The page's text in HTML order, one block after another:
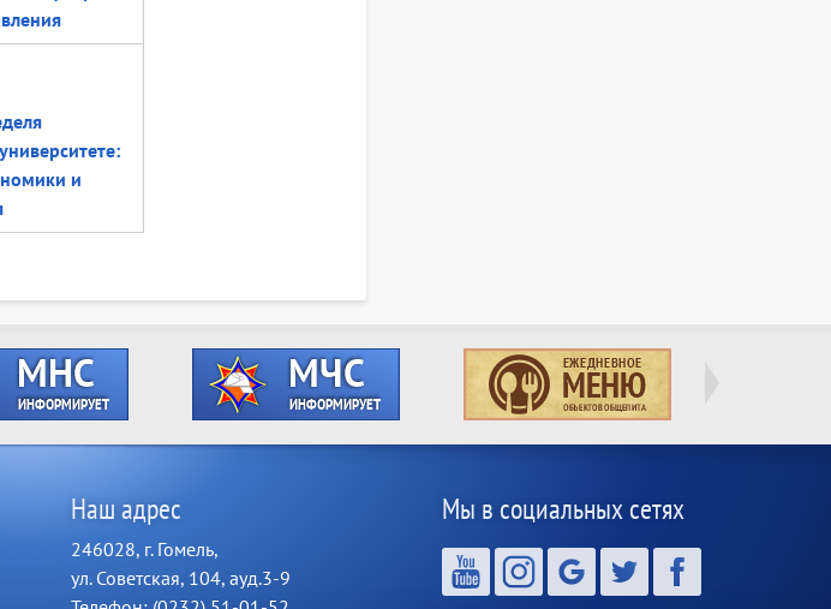
и
Наш адрес
246028, г. Гомель,
ул. Советская, 104, ауд.3-9
Мы в социальных сетях